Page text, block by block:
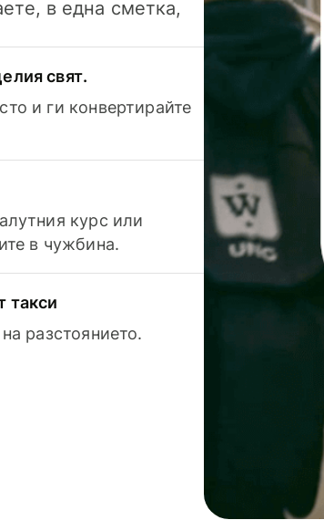
в една сметка,
свят.
и ги конвертирайте
курс или
в чужбина.
такси
разстоянието.